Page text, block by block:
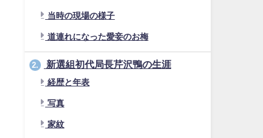
当時の現場の様子
道連れになった愛妾のお梅
2. 新選組初代局長芹沢鴨の生涯
経歴と年表
写真
家紋